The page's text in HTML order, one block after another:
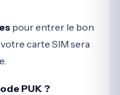
pour entrer le bon
carte SIM sera
PUK ?